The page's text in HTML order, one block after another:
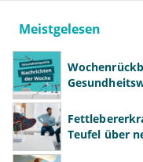
Meistgelesen
Teufel über